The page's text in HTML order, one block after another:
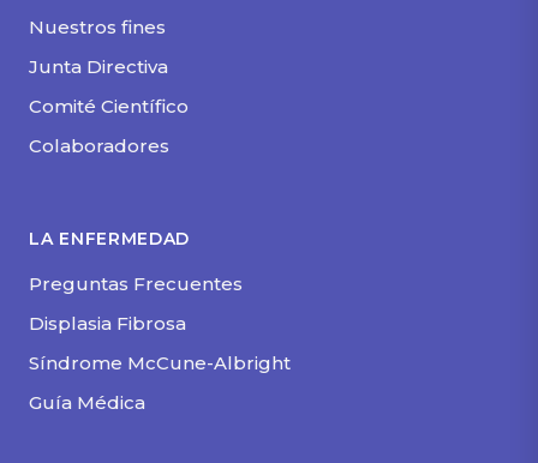
Nuestros fines
Junta Directiva
Comité Científico
Colaboradores
LA ENFERMEDAD
Preguntas Frecuentes
Displasia Fibrosa
Síndrome McCune-Albright
Guía Médica